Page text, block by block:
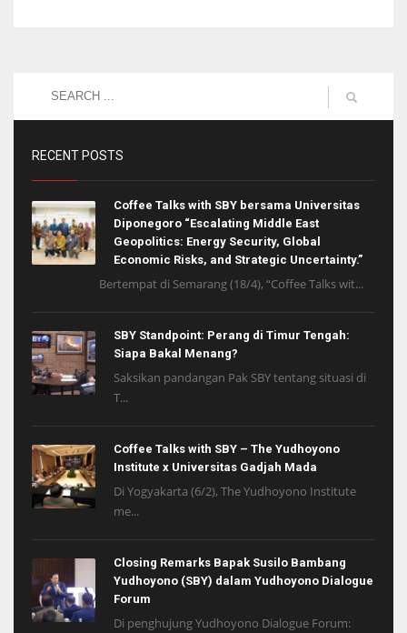
RECENT POSTS
Coffee Talks with SBY bersama Universitas
Diponegoro “Escalating Middle East
Geopolitics: Energy Security, Global
Economic Risks, and Strategic Uncertainty.”
Bertempat di Semarang (18/4), “Coffee Talks wit...
SBY Standpoint: Perang di Timur Tengah:
Siapa Bakal Menang?
Saksikan pandangan Pak SBY tentang situasi di
T...
Coffee Talks with SBY – The Yudhoyono
Institute x Universitas Gadjah Mada
Di Yogyakarta (6/2), The Yudhoyono Institute
me...
Closing Remarks Bapak Susilo Bambang
Yudhoyono (SBY) dalam Yudhoyono Dialogue
Forum
Di penghujung Yudhoyono Dialogue Forum: